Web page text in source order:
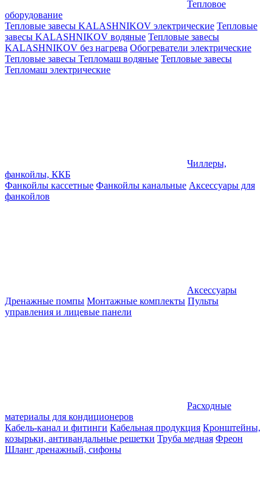
Тепловое
оборудование
Тепловые завесы KALASHNIKOV электрические Тепловые
завесы KALASHNIKOV водяные Тепловые завесы
KALASHNIKOV без нагрева Обогреватели электрические
Тепловые завесы Тепломаш водяные Тепловые завесы
Тепломаш электрические
Чиллеры,
фанкойлы, ККБ
Фанкойлы кассетные Фанкойлы канальные Аксессуары для
фанкойлов
Аксессуары
Дренажные помпы Монтажные комплекты Пульты
управления и лицевые панели
Расходные
материалы для кондиционеров
Кабель-канал и фитинги Кабельная продукция Кронштейны,
козырьки, антивандальные решетки Труба медная Фреон
Шланг дренажный, сифоны